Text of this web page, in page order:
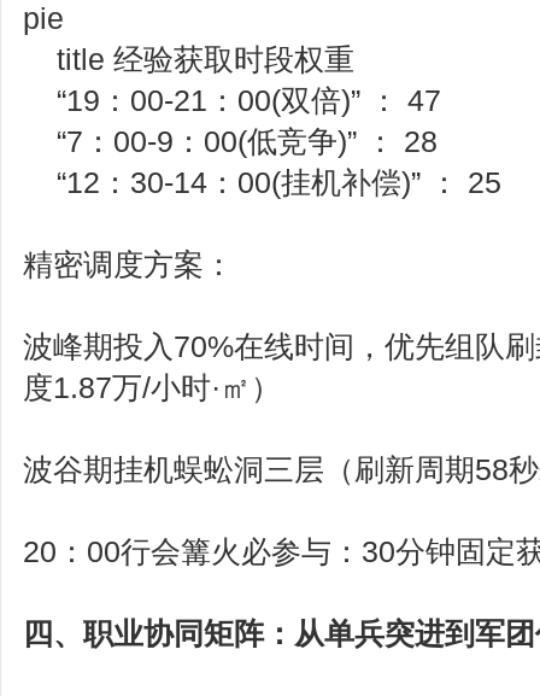
pie
title 经验获取时段权重
“19：00-21：00(双倍)” ： 47
“7：00-9：00(低竞争)” ： 28
“12：30-14：00(挂机补偿)” ： 25
精密调度方案：
波峰期投入70%在线时间，优先组队
度1.87万/小时·㎡）
波谷期挂机蜈蚣洞三层（刷新周期58
20：00行会篝火必参与：30分钟固定
四、职业协同矩阵：从单兵突进到军